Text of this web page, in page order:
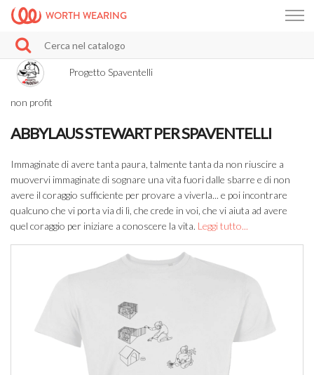
WORTH WEARING
Progetto Spaventelli
non profit
ABBYLAUS STEWART PER SPAVENTELLI
Immaginate di avere tanta paura, talmente tanta da non riuscire a
muovervi immaginate di sognare una vita fuori dalle sbarre e di non
avere il coraggio sufficiente per provare a viverla... e poi incontrare
qualcuno che vi porta via di lì, che crede in voi, che vi aiuta ad avere
quel coraggio per iniziare a conoscere la vita. Leggi tutto...